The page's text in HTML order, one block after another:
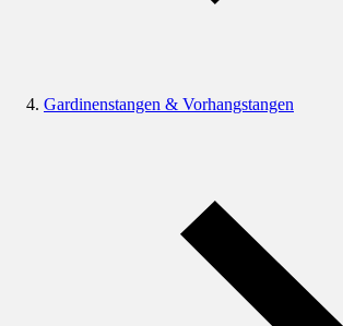
Gardinenstangen & Vorhangstangen